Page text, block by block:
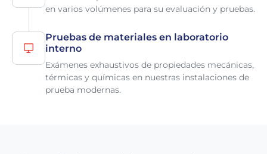
en varios volúmenes para su evaluación y pruebas.
Pruebas de materiales en laboratorio
interno
Exámenes exhaustivos de propiedades mecánicas,
térmicas y químicas en nuestras instalaciones de
prueba modernas.